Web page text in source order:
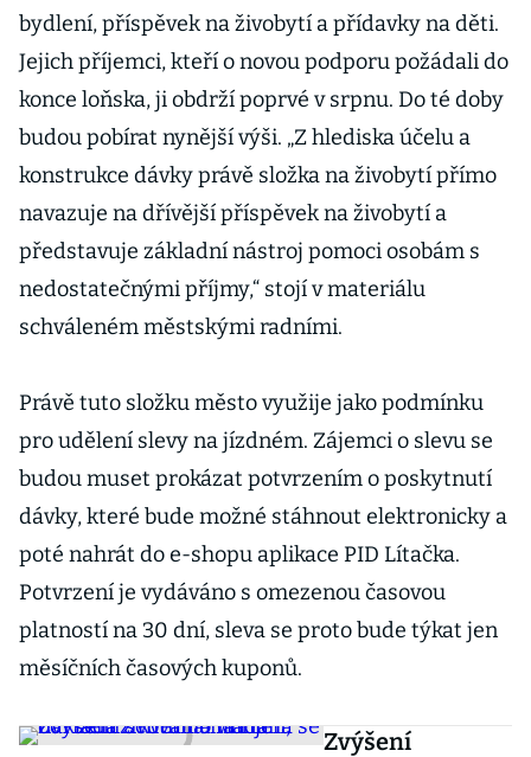
bydlení, příspěvek na živobytí a přídavky na děti.
Jejich příjemci, kteří o novou podporu požádali do
konce loňska, ji obdrží poprvé v srpnu. Do té doby
budou pobírat nynější výši. „Z hlediska účelu a
konstrukce dávky právě složka na živobytí přímo
navazuje na dřívější příspěvek na živobytí a
představuje základní nástroj pomoci osobám s
nedostatečnými příjmy,“ stojí v materiálu
schváleném městskými radními.
Právě tuto složku město využije jako podmínku
pro udělení slevy na jízdném. Zájemci o slevu se
budou muset prokázat potvrzením o poskytnutí
dávky, které bude možné stáhnout elektronicky a
poté nahrát do e-shopu aplikace PID Lítačka.
Potvrzení je vydáváno s omezenou časovou
platností na 30 dní, sleva se proto bude týkat jen
měsíčních časových kuponů.
Zvýšení